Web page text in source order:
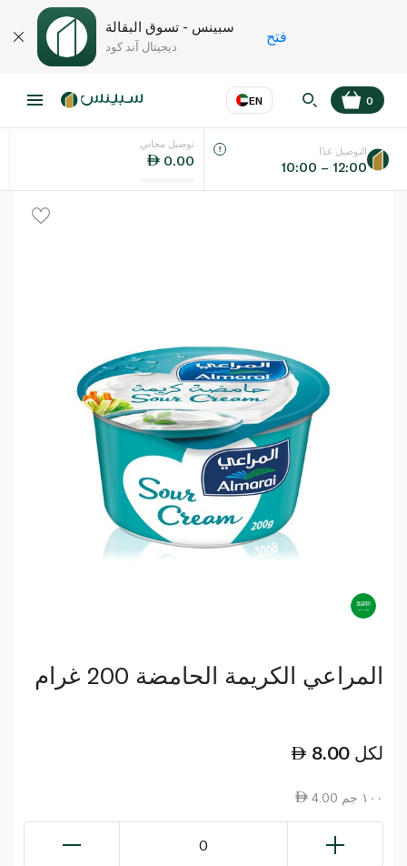
سبينس - تسوق البقالة
ديجيتال آند كود
فتح
EN
اللغة عر
0
توصيل مجاني
0.00
التوصيل غدًا
10:00 – 12:00
المراعي الكريمة الحامضة 200 غرام
8.00 لكل
4.00 ١٠٠ جم
0